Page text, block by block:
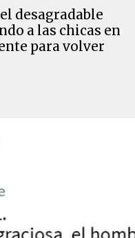
desagradable
a las chicas en
para volver